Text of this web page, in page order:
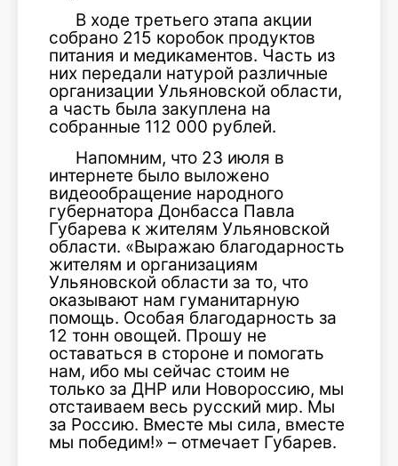
В ходе третьего этапа акции
собрано 215 коробок продуктов
питания и медикаментов. Часть из
них передали натурой различные
организации Ульяновской области,
а часть была закуплена на
собранные 112 000 рублей.
Напомним, что 23 июля в
интернете было выложено
видеообращение народного
губернатора Донбасса Павла
Губарева к жителям Ульяновской
области. «Выражаю благодарность
жителям и организациям
Ульяновской области за то, что
оказывают нам гуманитарную
помощь. Особая благодарность за
12 тонн овощей. Прошу не
оставаться в стороне и помогать
нам, ибо мы сейчас стоим не
только за ДНР или Новороссию, мы
отстаиваем весь русский мир. Мы
за Россию. Вместе мы сила, вместе
мы победим!» – отмечает Губарев.